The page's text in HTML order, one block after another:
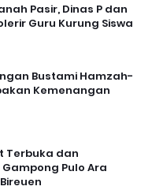
Pasir, Dinas P dan
Guru Kurung Siswa
Bustami Hamzah-
Kemenangan
Terbuka dan
Pulo Ara